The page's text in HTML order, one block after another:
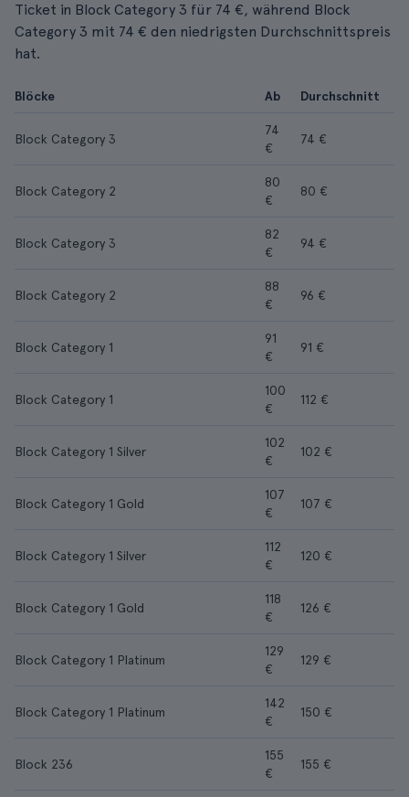
Ticket in Block Category 3 für 74 €, während Block
Category 3 mit 74 € den niedrigsten Durchschnittspreis
hat.
Blöcke Ab Durchschnitt
Block Category 3
74
€
74 €
Block Category 2
80
€
80 €
Block Category 3
82
€
94 €
Block Category 2
88
€
96 €
Block Category 1
91
€
91 €
Block Category 1
100
€
112 €
Block Category 1 Silver
102
€
102 €
Block Category 1 Gold
107
€
107 €
Block Category 1 Silver
112
€
120 €
Block Category 1 Gold
118
€
126 €
Block Category 1 Platinum
129
€
129 €
Block Category 1 Platinum
142
€
150 €
Block 236
155
€
155 €